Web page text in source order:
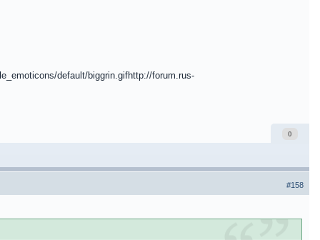
default/biggrin.gifhttp://forum.rus-
0
#158